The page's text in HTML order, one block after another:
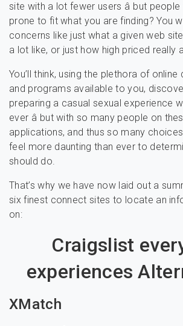
site with a lot fewer users â but
prone to fit what you are finding? You
concerns like just what a given web
a lot like, or just how high priced really
You’ll think, using the plethora of online
and programs available to you,
preparing a casual sexual experience
ever â but with so many people on
applications, and thus so many
feel more daunting than ever to
should do.
That’s why we have now laid out a
six finest connect sites to locate an
on:
Craigslist
experiences
XMatch